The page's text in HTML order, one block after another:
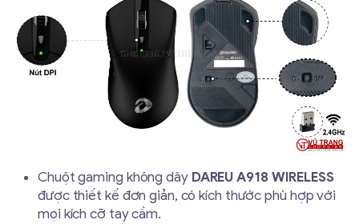
Chuột gaming không dây DAREU A918 WIRELESS
được thiết kế đơn giản, có kích thước phù hợp với
mọi kích cỡ tay cầm.